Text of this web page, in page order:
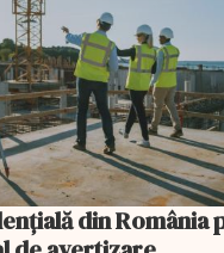
din România